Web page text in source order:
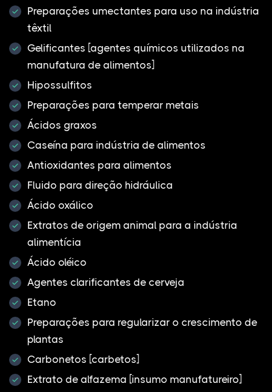
Preparações umectantes para uso na indústria
têxtil
Gelificantes [agentes químicos utilizados na
manufatura de alimentos]
Hipossulfitos
Preparações para temperar metais
Ácidos graxos
Caseína para indústria de alimentos
Antioxidantes para alimentos
Fluido para direção hidráulica
Ácido oxálico
Extratos de origem animal para a indústria
alimentícia
Ácido oléico
Agentes clarificantes de cerveja
Etano
Preparações para regularizar o crescimento de
plantas
Carbonetos [carbetos]
Extrato de alfazema [insumo manufatureiro]